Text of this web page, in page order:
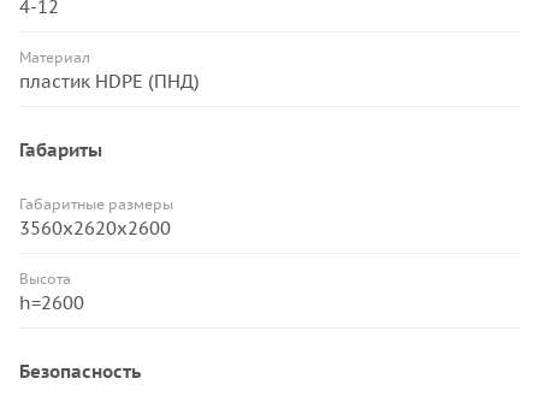
4-12
Материал
пластик HDPE (ПНД)
Габариты
Габаритные размеры
3560х2620х2600
Высота
h=2600
Безопасность